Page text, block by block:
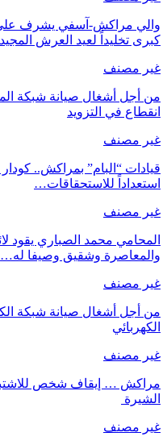
والي مراكش-آسفي يشرف على
كبرى تخليداً لعيد العرش المجيد
غير مصنف
من أجل أشغال صيانة شبكة
انقطاع في التزويد
غير مصنف
قيادات “البام” بمراكش..
استعداداً للاستحقاقات…
غير مصنف
المحامي محمد الصباري يقود
والمعاصرة وشقيق وصيفا له…
غير مصنف
من أجل أشغال صيانة شبكة
الكهربائي
غير مصنف
مراكش … إيقاف شخص
الشيرة
غير مصنف